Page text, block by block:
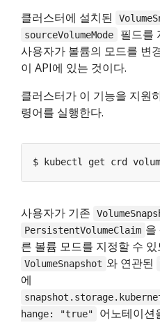
클러스터에 설치된
sourceVolumeMode
필드를
사용자가 볼륨의 모드를 변
이 API에 있는 것이다.
클러스터가 이 기능을 지원
령어를 실행한다.
$ kubectl get crd
사용자가 기존
PersistentVolumeClaim 을
른 볼륨 모드를 지정할 수
VolumeSnapshot 와 연관된
에
hange: "true"
어노테이션